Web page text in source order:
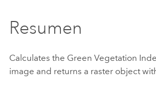
Resumen
Calculates the Green Vegetation
image and returns a raster object